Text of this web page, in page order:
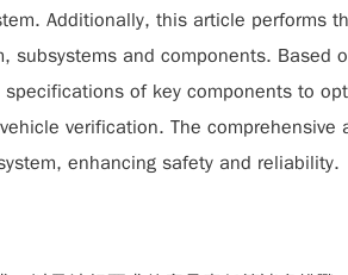
Additionally, this article performs
and components. Based
of key components to
verification. The comprehensive
enhancing safety and reliability.